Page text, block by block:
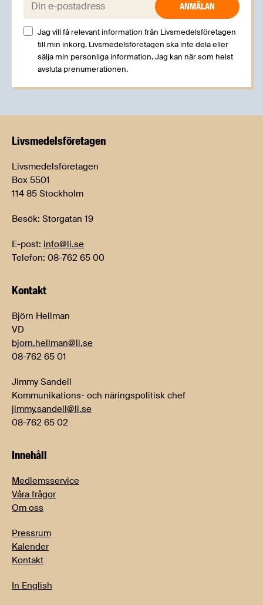
Jag vill få relevant information från Livsmedelsföretagen
till min inkorg. Livsmedelsföretagen ska inte dela eller
sälja min personliga information. Jag kan när som helst
avsluta prenumerationen.
Livsmedels­företagen
Livsmedelsföretagen
Box 5501
114 85 Stockholm
Besök: Storgatan 19
E-post: info@li.se
Telefon: 08-762 65 00
Kontakt
Björn Hellman
VD
bjorn.hellman@li.se
08-762 65 01
Jimmy Sandell
Kommunikations- och näringspolitisk chef
jimmy.sandell@li.se
08-762 65 02
Innehåll
Medlemsservice
Våra frågor
Om oss
Pressrum
Kalender
Kontakt
In English